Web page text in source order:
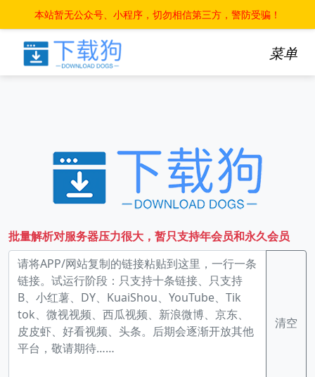
本站暂无公众号、小程序，切勿相信第三方，警防受骗！
菜单
批量解析对服务器压力很大，暂只支持年会员和永久会员
清空